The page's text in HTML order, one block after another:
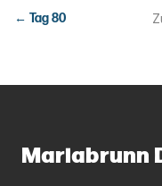
← Tag80
Mariabrunn